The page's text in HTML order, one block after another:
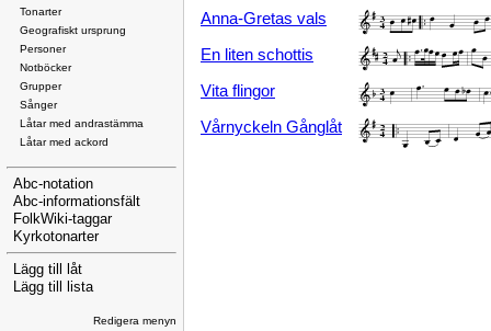
Tonarter
Geografiskt ursprung
Personer
Notböcker
Grupper
Sånger
Låtar med andrastämma
Låtar med ackord
Abc-notation
Abc-informationsfält
FolkWiki-taggar
Kyrkotonarter
Lägg till låt
Lägg till lista
Redigera menyn
Anna-Gretas vals
En liten schottis
Vita flingor
Vårnyckeln Gånglåt